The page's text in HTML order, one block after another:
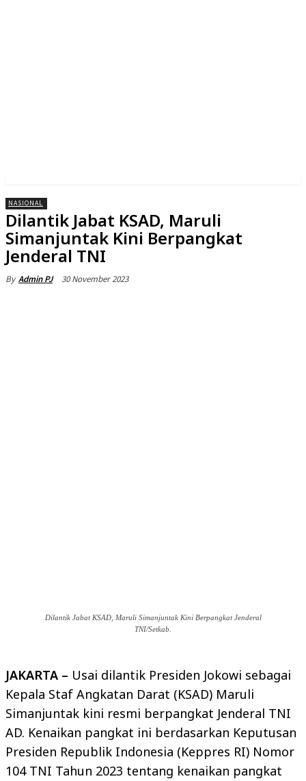
NASIONAL
Dilantik Jabat KSAD, Maruli
Simanjuntak Kini Berpangkat
Jenderal TNI
By Admin PJ 30 November 2023
Dilantik Jabat KSAD, Maruli Simanjuntak Kini Berpangkat Jenderal
TNI/Setkab.
JAKARTA – Usai dilantik Presiden Jokowi sebagai
Kepala Staf Angkatan Darat (KSAD) Maruli
Simanjuntak kini resmi berpangkat Jenderal TNI
AD. Kenaikan pangkat ini berdasarkan Keputusan
Presiden Republik Indonesia (Keppres RI) Nomor
104 TNI Tahun 2023 tentang kenaikan pangkat